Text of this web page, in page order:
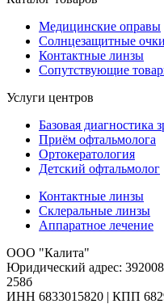
Медицинские оправы
Солнцезащитные очки
Контактные линзы
Сопутствующие
Услуги центров
Базовая диагностика
Приём офтальмолога
Ортокератология
Детский офтальмолог
Контактные линзы
Склеральные линзы
Аппаратное лечение
ООО "Калита"
Юридический адрес:
258б
ИНН 6833015820 | КПП